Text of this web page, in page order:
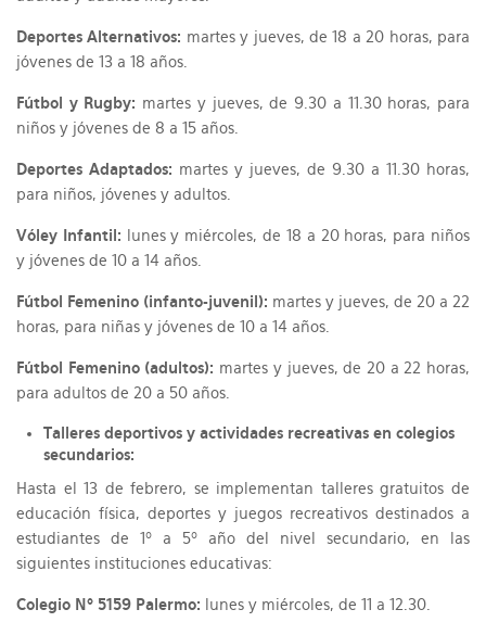
Deportes Alternativos: martes y jueves, de 18 a 20 horas, para
jóvenes de 13 a 18 años.
Fútbol y Rugby: martes y jueves, de 9.30 a 11.30 horas, para
niños y jóvenes de 8 a 15 años.
Deportes Adaptados: martes y jueves, de 9.30 a 11.30 horas,
para niños, jóvenes y adultos.
Vóley Infantil: lunes y miércoles, de 18 a 20 horas, para niños
y jóvenes de 10 a 14 años.
Fútbol Femenino (infanto-juvenil): martes y jueves, de 20 a 22
horas, para niñas y jóvenes de 10 a 14 años.
Fútbol Femenino (adultos): martes y jueves, de 20 a 22 horas,
para adultos de 20 a 50 años.
Talleres deportivos y actividades recreativas en colegios
secundarios:
Hasta el 13 de febrero, se implementan talleres gratuitos de
educación física, deportes y juegos recreativos destinados a
estudiantes de 1º a 5º año del nivel secundario, en las
siguientes instituciones educativas:
Colegio Nº 5159 Palermo: lunes y miércoles, de 11 a 12.30.